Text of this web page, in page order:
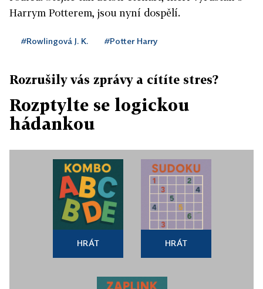
Harrym Potterem, jsou nyní dospělí.
#Rowlingová J. K. #Potter Harry
Rozrušily vás zprávy a cítíte stres?
Rozptylte se logickou
hádankou
HRÁT HRÁT